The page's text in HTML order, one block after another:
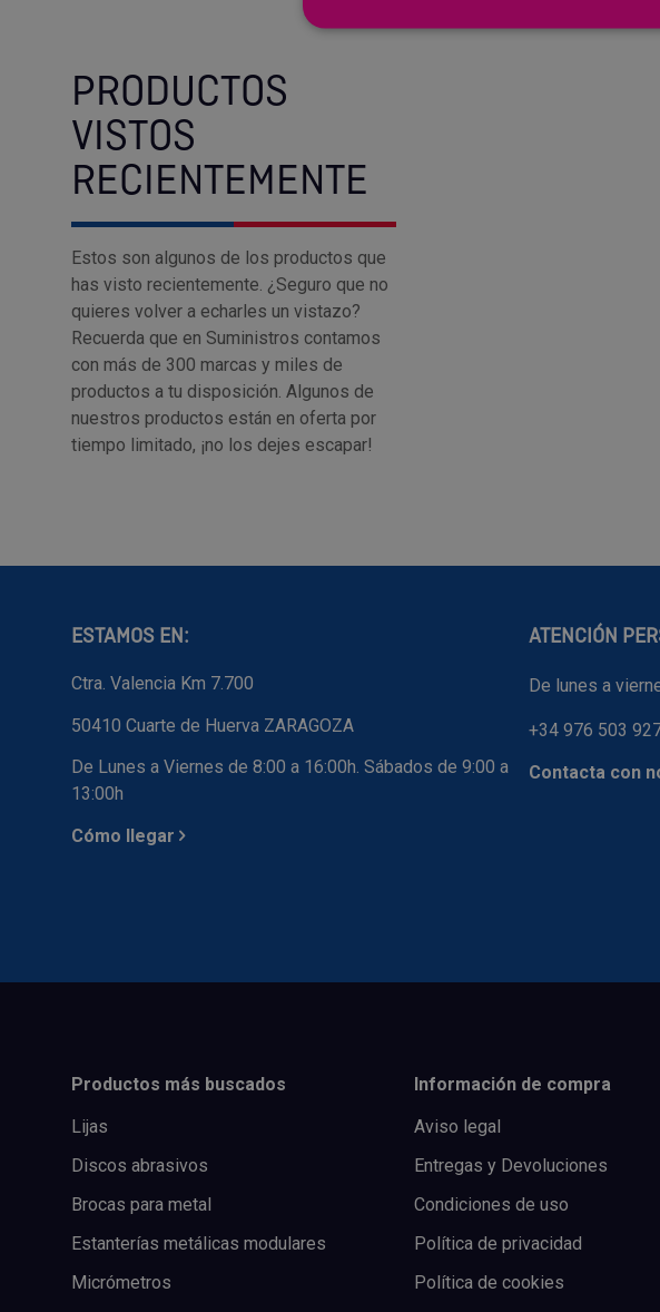
PRODUCTOS
VISTOS
RECIENTEMENTE
Estos son algunos de los productos que
has visto recientemente. ¿Seguro que no
quieres volver a echarles un vistazo?
Recuerda que en Suministros contamos
con más de 300 marcas y miles de
productos a tu disposición. Algunos de
nuestros productos están en oferta por
tiempo limitado, ¡no los dejes escapar!
ESTAMOS EN:
Ctra. Valencia Km 7.700
50410 Cuarte de Huerva ZARAGOZA
De Lunes a Viernes de 8:00 a 16:00h. Sábados de 9:00 a
13:00h
Cómo llegar
ATENCIÓN
De lunes a
+34 976 503
Contacta con
Productos más buscados
Lijas
Discos abrasivos
Brocas para metal
Estanterías metálicas modulares
Micrómetros
Información de compra
Aviso legal
Entregas y Devoluciones
Condiciones de uso
Política de privacidad
Política de cookies